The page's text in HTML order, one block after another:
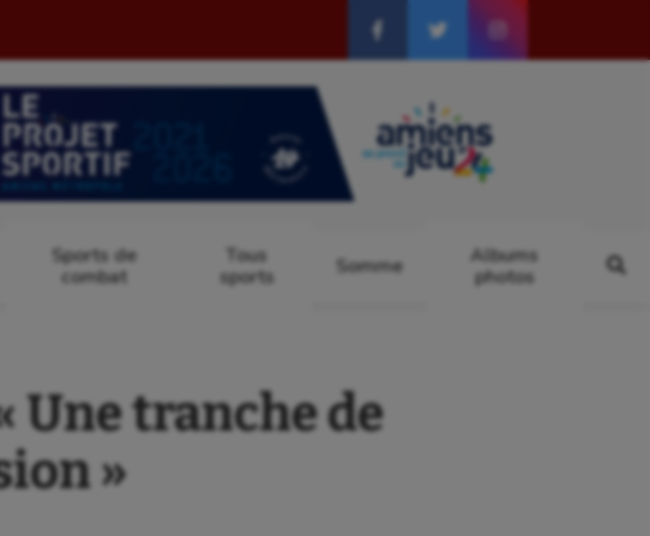
Sports de
combat
Tous
sports
Somme
Albums
photos
Une tranche de
»